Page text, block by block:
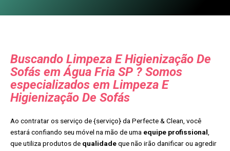
Buscando Limpeza E Higienização De
Sofás em Água Fria SP ? Somos
especializados em Limpeza E
Higienização De Sofás
Ao contratar os serviço de {serviço} da Perfecte & Clean, você
estará confiando seu móvel na mão de uma equipe profissional
que utiliza produtos de qualidadeque não irão danificar ou agredir